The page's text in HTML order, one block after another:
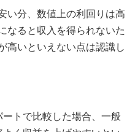
い分、数値上の利回りは高
なると収入を得られないた
高いといえない点は認識し
トで比較した場合、一般